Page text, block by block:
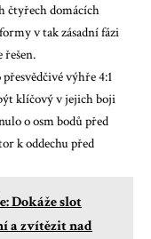
čtyřech domácích
v tak zásadní fázi
výhře 4:1
klíčový v jejich boji
o osm bodů před
k oddechu před
Dokáže slot
a zvítězit nad